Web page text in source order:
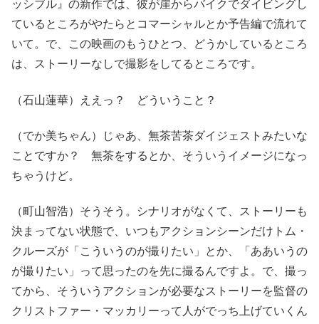
ッシブル』の新作では、彼が崖からバイクでダイビングし
ているところがやたらとコマーシャルとか予告編で流れて
いて。で、この映画のもうひとつ、どうかしているところ
は、ストーリーなしで撮影をしてるところです。
（石山蓮華）ええっ？ どういうこと？
（でか美ちゃん）じゃあ、無茶苦茶ダイジェストみたいな
ことですか？ 無茶をするとか、そういうイメージになっ
ちゃうけど。
（町山智浩）そうそう。シナリオがなくて、ストーリーも
決まってない状態で、いつもアクションシーンだけトム・
クルーズが「こういうのが撮りたい」とか、「ああいうの
が撮りたい」って思ったのを先に撮るんですよ。で、撮っ
てから、そういうアクションが必要なストーリーを監督の
クリストファー・マッカリーって人がでっち上げていくん